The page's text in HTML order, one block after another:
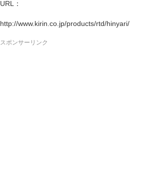
URL：
http://www.kirin.co.jp/products/rtd/hinyari/
スポンサーリンク